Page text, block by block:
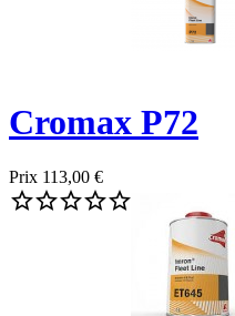
Cromax P72
Prix 113,00 €
